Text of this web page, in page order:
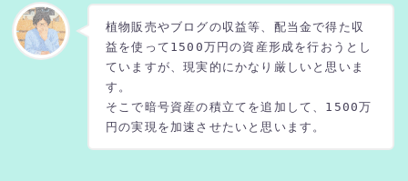
お問合せ
植物販売やブログの収益等、配当金で得た収
益を使って1500万円の資産形成を行おうとし
ていますが、現実的にかなり厳しいと思いま
す。
そこで暗号資産の積立てを追加して、1500万
円の実現を加速させたいと思います。